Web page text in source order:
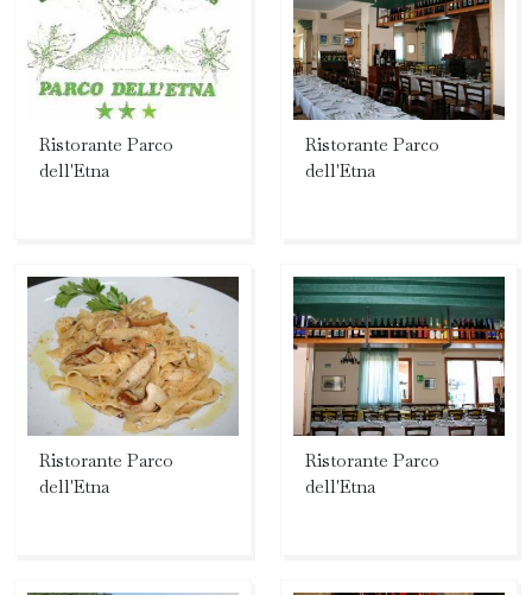
Ristorante Parco
dell'Etna
Ristorante Parco
dell'Etna
Ristorante Parco
dell'Etna
Ristorante Parco
dell'Etna